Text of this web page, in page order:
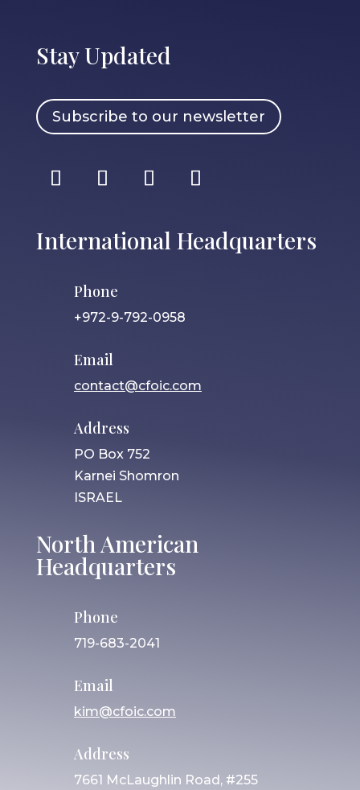
Stay Updated
Subscribe to our newsletter
International Headquarters
Phone
+972-9-792-0958
Email
contact@cfoic.com
Address
PO Box 752
Karnei Shomron
ISRAEL
North American
Headquarters
Phone
719-683-2041
Email
kim@cfoic.com
Address
7661 McLaughlin Road, #255